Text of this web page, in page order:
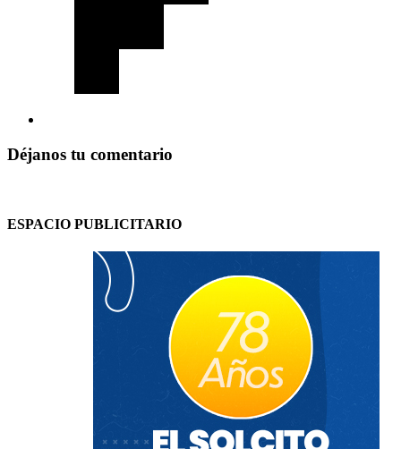
Déjanos tu comentario
ESPACIO PUBLICITARIO